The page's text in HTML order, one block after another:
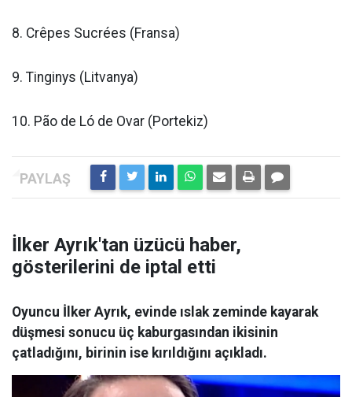
8. Crêpes Sucrées (Fransa)
9. Tinginys (Litvanya)
10. Pão de Ló de Ovar (Portekiz)
İlker Ayrık'tan üzücü haber,
gösterilerini de iptal etti
Oyuncu İlker Ayrık, evinde ıslak zeminde kayarak
düşmesi sonucu üç kaburgasından ikisinin
çatladığını, birinin ise kırıldığını açıkladı.